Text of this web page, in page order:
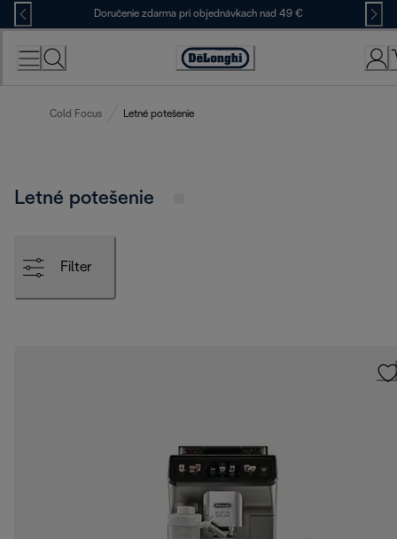
Skip
to
Content
Doručenie zdarma pri objednávkach nad 49 €
Accessibility
Cold Focus Letné potešenie
Letné potešenie
Filter